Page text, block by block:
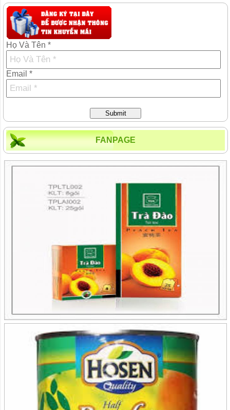
Họ Và Tên *
Email *
Submit
FANPAGE